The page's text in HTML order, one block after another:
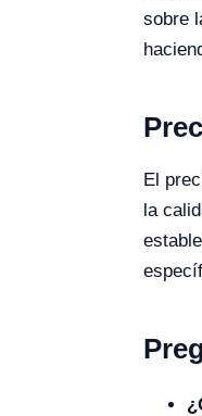
sobre
El
la